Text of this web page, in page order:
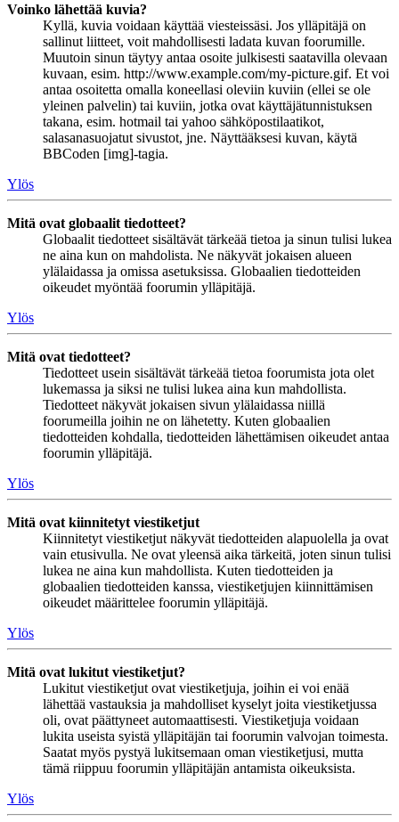
Voinko lähettää kuvia?
Kyllä, kuvia voidaan käyttää viesteissäsi. Jos ylläpitäjä on
sallinut liitteet, voit mahdollisesti ladata kuvan foorumille.
Muutoin sinun täytyy antaa osoite julkisesti saatavilla olevaan
kuvaan, esim. http://www.example.com/my-picture.gif. Et voi
antaa osoitetta omalla koneellasi oleviin kuviin (ellei se ole
yleinen palvelin) tai kuviin, jotka ovat käyttäjätunnistuksen
takana, esim. hotmail tai yahoo sähköpostilaatikot,
salasanasuojatut sivustot, jne. Näyttääksesi kuvan, käytä
BBCoden [img]-tagia.
Ylös
Mitä ovat globaalit tiedotteet?
Globaalit tiedotteet sisältävät tärkeää tietoa ja sinun tulisi lukea
ne aina kun on mahdolista. Ne näkyvät jokaisen alueen
ylälaidassa ja omissa asetuksissa. Globaalien tiedotteiden
oikeudet myöntää foorumin ylläpitäjä.
Ylös
Mitä ovat tiedotteet?
Tiedotteet usein sisältävät tärkeää tietoa foorumista jota olet
lukemassa ja siksi ne tulisi lukea aina kun mahdollista.
Tiedotteet näkyvät jokaisen sivun ylälaidassa niillä
foorumeilla joihin ne on lähetetty. Kuten globaalien
tiedotteiden kohdalla, tiedotteiden lähettämisen oikeudet antaa
foorumin ylläpitäjä.
Ylös
Mitä ovat kiinnitetyt viestiketjut
Kiinnitetyt viestiketjut näkyvät tiedotteiden alapuolella ja ovat
vain etusivulla. Ne ovat yleensä aika tärkeitä, joten sinun tulisi
lukea ne aina kun mahdollista. Kuten tiedotteiden ja
globaalien tiedotteiden kanssa, viestiketjujen kiinnittämisen
oikeudet määrittelee foorumin ylläpitäjä.
Ylös
Mitä ovat lukitut viestiketjut?
Lukitut viestiketjut ovat viestiketjuja, joihin ei voi enää
lähettää vastauksia ja mahdolliset kyselyt joita viestiketjussa
oli, ovat päättyneet automaattisesti. Viestiketjuja voidaan
lukita useista syistä ylläpitäjän tai foorumin valvojan toimesta.
Saatat myös pystyä lukitsemaan oman viestiketjusi, mutta
tämä riippuu foorumin ylläpitäjän antamista oikeuksista.
Ylös